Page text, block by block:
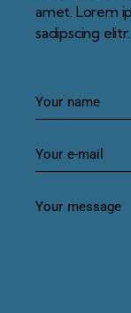
amet. Lorem
sadipscing elitr.